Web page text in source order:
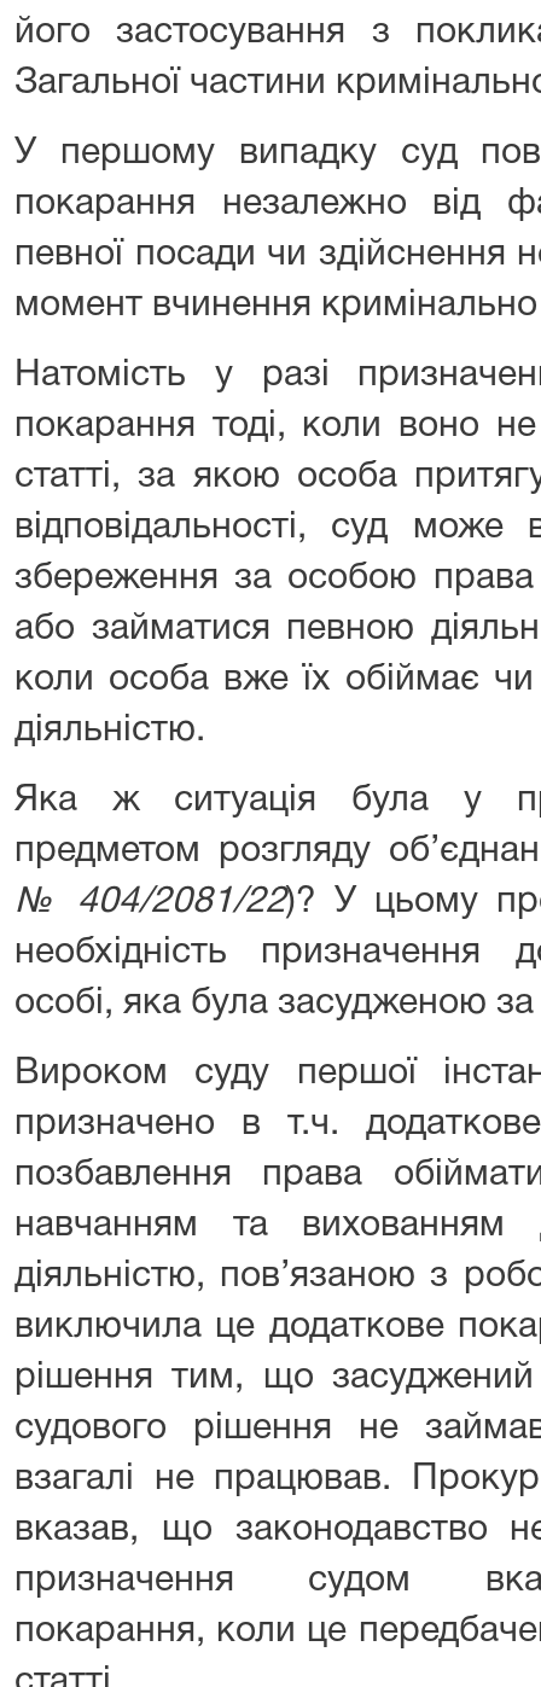
його застосування з
Загальної частини
У першому випадку суд
покарання незалежно від
певної посади чи здійснення
момент вчинення кримінально
Натомість у разі
покарання тоді, коли воно
статті, за якою особа
відповідальності, суд
збереження за особою права
або займатися певною
коли особа вже їх обіймає
діяльністю.
Яка ж ситуація була у
предметом розгляду
№ 404/2081/22)? У цьому
необхідність призначення
особі, яка була засудженою
Вироком суду першої
призначено в т.ч.
позбавлення права
навчанням та вихованням
діяльністю, пов’язаною з
виключила це додаткове
рішення тим, що
судового рішення не
взагалі не працював.
вказав, що законодавство
призначення судом
покарання, коли це